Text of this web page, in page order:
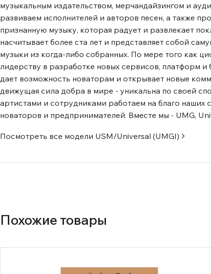
музыкальным издательством, мерчандайзингом и
развиваем исполнителей и авторов песен, а также
признанную музыку, которая радует и развлекает
насчитывает более ста лет и представляет собой
музыки из когда-либо собранных. По мере того как
лидерству в разработке новых сервисов, платформ
дает возможность новаторам и открывает новые
движущая сила добра в мире - уникальна по своей
артистами и сотрудниками работаем на благо
новаторов и предпринимателей. Вместе мы - UMG,
Посмотреть все модели USM/Universal (UMGI)
Похожие товары